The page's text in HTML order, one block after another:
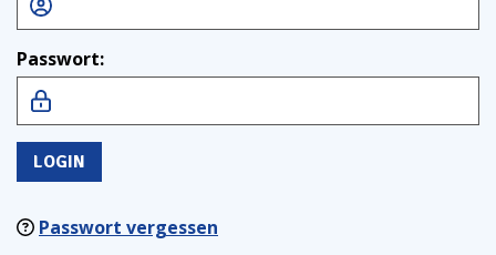
und die industrielle Basis verliert weiter an Dynamik.
Passwort:
LOGIN
Passwort vergessen